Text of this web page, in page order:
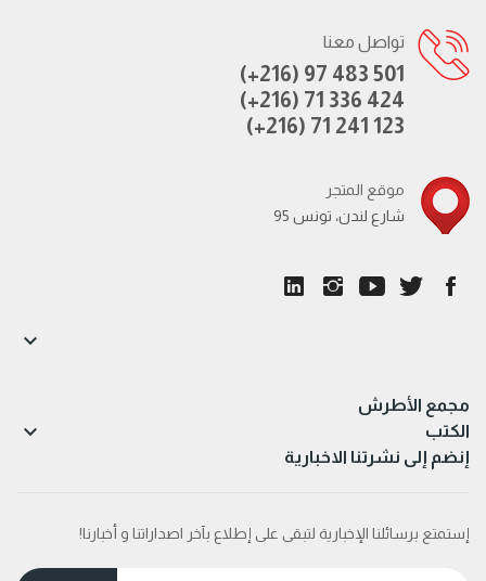
تواصل معنا
(+216) 97 483 501
(+216) 71 336 424
(+216) 71 241 123
موقع المتجر
95 شارع لندن، تونس
مجمع الأطرش

الكتب 
إنضم إلى نشرتنا الاخبارية
إستمتع برسائلنا الإخبارية لتبقى على إطلاع بآخر اصداراتنا و أخبارنا!